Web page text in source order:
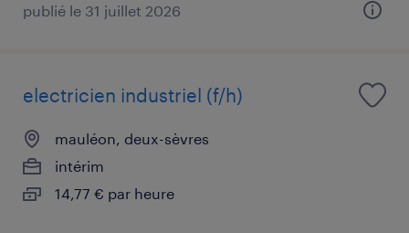
publié le 31 juillet 2026
electricien industriel (f/h)
mauléon, deux-sèvres
intérim
14,77 € par heure